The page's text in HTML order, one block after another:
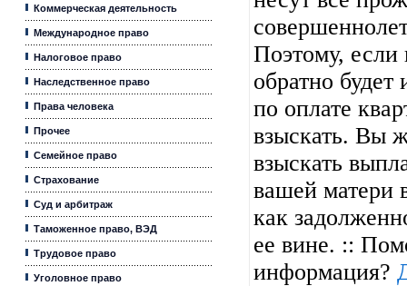
Коммерческая деятельность
Международное право
Налоговое право
Наследственное право
Права человека
Прочее
Семейное право
Страхование
Суд и арбитраж
Таможенное право, ВЭД
Трудовое право
Уголовное право
Поэтому,
обратно будет
по оплате
взыскать. Вы
взыскать
вашей матери
как
ее вине. ::
информация?